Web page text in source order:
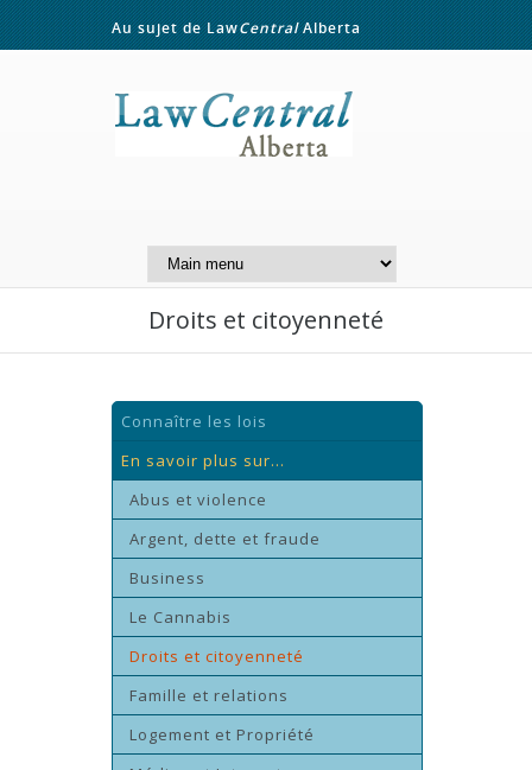
Au sujet de LawCentralAlberta
Droits et citoyenneté
Connaître les lois
En savoir plus sur...
Abus et violence
Argent, dette et fraude
Business
Le Cannabis
Droits et citoyenneté
Famille et relations
Logement et Propriété